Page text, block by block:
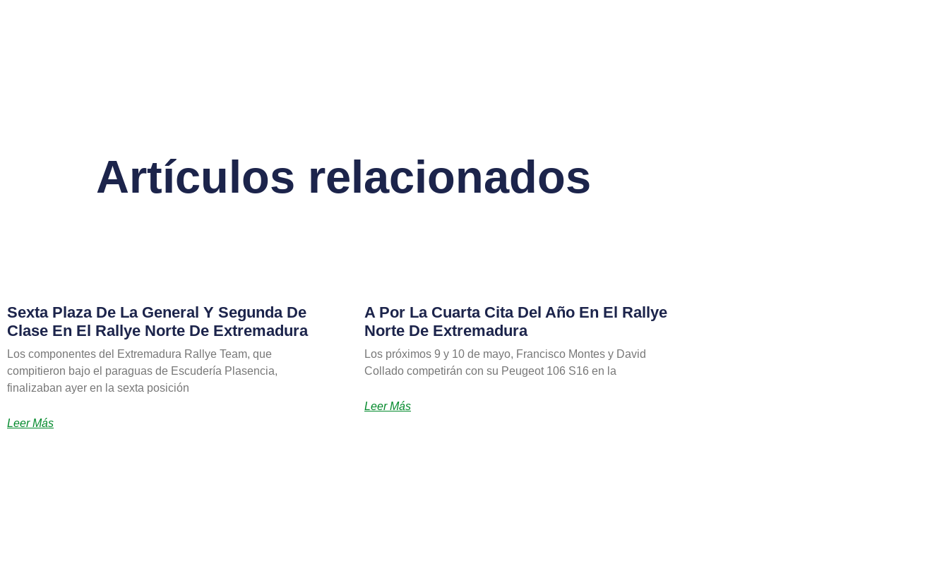
Artículos relacionados
Sexta Plaza De La General Y Segunda De
Clase En El Rallye Norte De Extremadura
Los componentes del Extremadura Rallye Team, que
compitieron bajo el paraguas de Escudería Plasencia,
finalizaban ayer en la sexta posición
Leer Más
A Por La Cuarta Cita Del Año En El Rallye
Norte De Extremadura
Los próximos 9 y 10 de mayo, Francisco Montes y David
Collado competirán con su Peugeot 106 S16 en la
Leer Más